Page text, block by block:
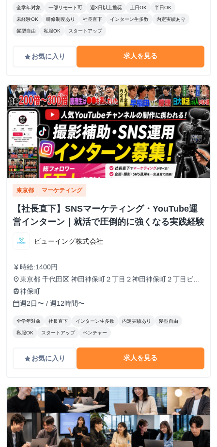
全学年対象 一部リモート可 週3日以上推奨 土日OK 半日OK
未経験OK 研修制度あり 社長直下 インターン生多数 内定実績あり
髪型自由 私服OK スタートアップ
gradeお気に入り 求人を見る
東京都 マーケティング
【社長直下】SNSマーケティング・YouTube運
営インターン｜就活で圧倒的に強くなる実践経験
ビューイング株式会社
currency_yen 時給:1400円
place東京都 千代田区 神田神保町２丁目２神田神保町２丁目ビル
５０２号室
train神保町
calendar_today週2日〜 / 週12時間〜
全学年対象 社長直下 インターン生多数 内定実績あり 髪型自由
私服OK スタートアップ ベンチャー
gradeお気に入り 求人を見る